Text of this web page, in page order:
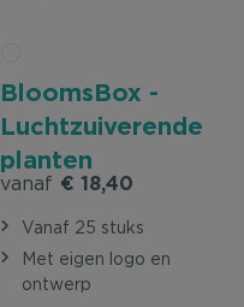
BloomsBox -
Luchtzuiverende
planten
vanaf € 18,40
Vanaf 25 stuks
Met eigen logo en
ontwerp